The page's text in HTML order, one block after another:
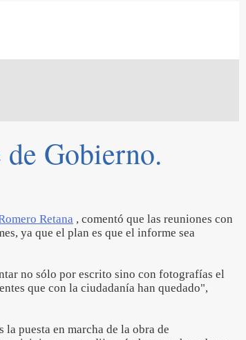
Gobierno.
Retana , comentó que las reuniones con
ya que el plan es que el informe sea
no sólo por escrito sino con fotografías el
que con la ciudadanía han quedado",
puesta en marcha de la obra de